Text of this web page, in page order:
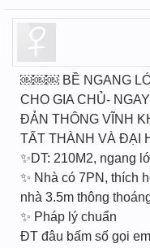
￼￼￼️ BỀ NGANG
CHO GIA CHỦ-
ĐẢN THÔNG VĨNH
TẤT THÀNH VÀ ĐẠI
️✨DT: 210M2, ngang
️✨ Nhà có 7PN, thích
nhà 3.5m thông
️✨ Pháp lý chuẩn
ĐT đâu bấm số gọi